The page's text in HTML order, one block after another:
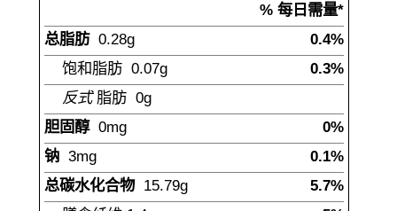
% 每日需量*
总脂肪 0.28g
0.4%
饱和脂肪 0.07g
0.3%
反式脂肪 0g
胆固醇 0mg
0%
钠 3mg
0.1%
总碳水化合物 15.79g
5.7%